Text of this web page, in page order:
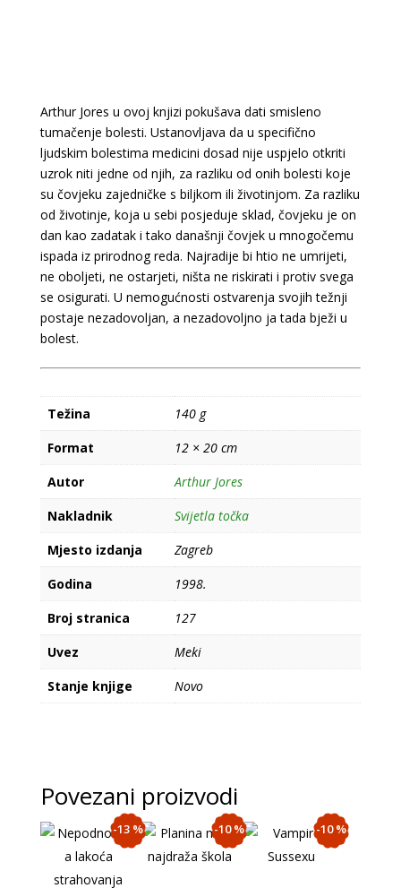
Arthur Jores u ovoj knjizi pokušava dati smisleno
tumačenje bolesti. Ustanovljava da u specifično
ljudskim bolestima medicini dosad nije uspjelo otkriti
uzrok niti jedne od njih, za razliku od onih bolesti koje
su čovjeku zajedničke s biljkom ili životinjom. Za razliku
od životinje, koja u sebi posjeduje sklad, čovjeku je on
dan kao zadatak i tako današnji čovjek u mnogočemu
ispada iz prirodnog reda. Najradije bi htio ne umrijeti,
ne oboljeti, ne ostarjeti, ništa ne riskirati i protiv svega
se osigurati. U nemogućnosti ostvarenja svojih težnji
postaje nezadovoljan, a nezadovoljno ja tada bježi u
bolest.
Težina
140 g
Format
12 × 20 cm
Autor
Arthur Jores
Nakladnik
Svijetla točka
Mjesto izdanja
Zagreb
Godina
1998.
Broj stranica
127
Uvez
Meki
Stanje knjige
Novo
Povezani proizvodi
-13 % -10 % -10 %